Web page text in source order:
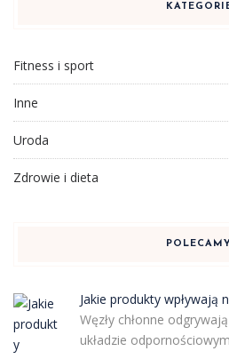
Fitness i sport
Inne
Uroda
Zdrowie i dieta
POLECAMY
Jakie produkty wpływają
Węzły chłonne
układzie